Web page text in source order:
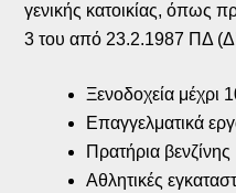
γενικής κατοικίας, όπως
3 του από 23.2.1987 ΠΔ
Ξενοδοχεία μέχρι
Επαγγελματικά
Πρατήρια βενζίνης
Αθλητικές